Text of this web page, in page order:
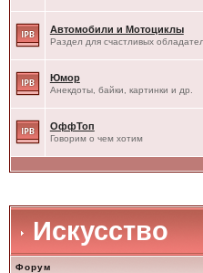
Автомобили и Мотоциклы
Раздел для счастливых
Юмор
Анекдоты, байки, картинки и др.
ОффТоп
Говорим о чем хотим
Искусство
Форум